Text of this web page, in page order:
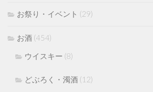
お祭り・イベント (29)
お酒 (454)
ウイスキー (8)
どぶろく・濁酒 (12)